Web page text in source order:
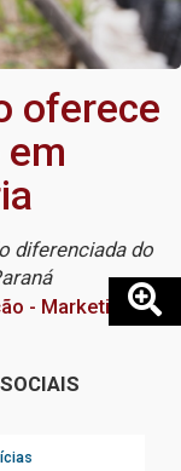
oferece
diferenciada do
- Marketing